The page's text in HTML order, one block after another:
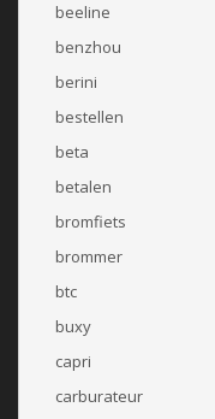
beeline
benzhou
berini
bestellen
beta
betalen
bromfiets
brommer
btc
buxy
capri
carburateur